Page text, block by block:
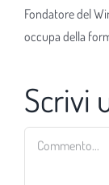
Fondatore del
occupa della
Scrivi
Commento